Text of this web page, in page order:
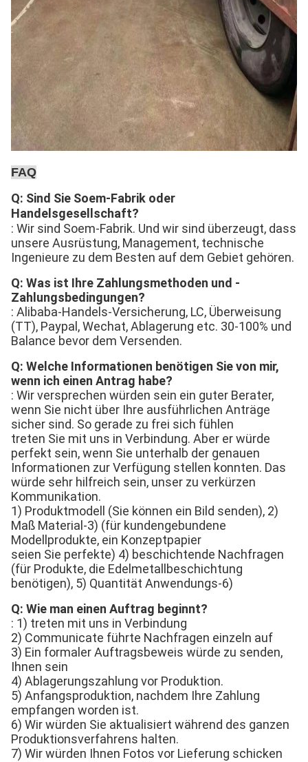
FAQ
Q: Sind Sie Soem-Fabrik oder
Handelsgesellschaft?
: Wir sind Soem-Fabrik. Und wir sind überzeugt, dass
unsere Ausrüstung, Management, technische
Ingenieure zu dem Besten auf dem Gebiet gehören.
Q: Was ist Ihre Zahlungsmethoden und -
Zahlungsbedingungen?
: Alibaba-Handels-Versicherung, LC, Überweisung
(TT), Paypal, Wechat, Ablagerung etc. 30-100% und
Balance bevor dem Versenden.
Q: Welche Informationen benötigen Sie von mir,
wenn ich einen Antrag habe?
: Wir versprechen würden sein ein guter Berater,
wenn Sie nicht über Ihre ausführlichen Anträge
sicher sind. So gerade zu frei sich fühlen
treten Sie mit uns in Verbindung. Aber er würde
perfekt sein, wenn Sie unterhalb der genauen
Informationen zur Verfügung stellen konnten. Das
würde sehr hilfreich sein, unser zu verkürzen
Kommunikation.
1) Produktmodell (Sie können ein Bild senden), 2)
Maß Material-3) (für kundengebundene
Modellprodukte, ein Konzeptpapier
seien Sie perfekte) 4) beschichtende Nachfragen
(für Produkte, die Edelmetallbeschichtung
benötigen), 5) Quantität Anwendungs-6)
Q: Wie man einen Auftrag beginnt?
: 1) treten mit uns in Verbindung
2) Communicate führte Nachfragen einzeln auf
3) Ein formaler Auftragsbeweis würde zu senden,
Ihnen sein
4) Ablagerungszahlung vor Produktion.
5) Anfangsproduktion, nachdem Ihre Zahlung
empfangen worden ist.
6) Wir würden Sie aktualisiert während des ganzen
Produktionsverfahrens halten.
7) Wir würden Ihnen Fotos vor Lieferung schicken